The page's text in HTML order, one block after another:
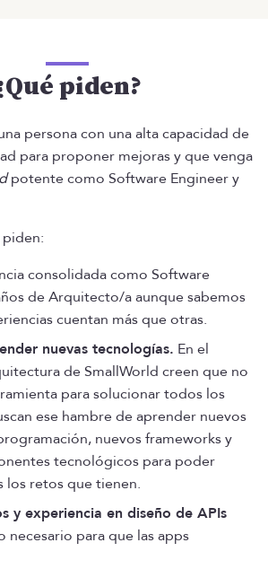
piden?
persona con una alta capacidad de
para proponer mejoras y que venga
potente como Software Engineer y
consolidada como Software
de Arquitecto/a aunque sabemos
cuentan más que otras.
nuevas tecnologías. En el
de SmallWorld creen que no
para solucionar todos los
ese hambre de aprender nuevos
nuevos frameworks y
tecnológicos para poder
los retos que tienen.
y experiencia en diseño de APIs
necesario para que las apps